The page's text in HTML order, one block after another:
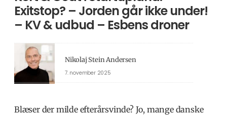
Exitstop? – Jorden går ikke under!
– KV & udbud – Esbens droner
Nikolaj Stein Andersen
7. november 2025
Blæser der milde efterårsvinde? Jo, mange danske